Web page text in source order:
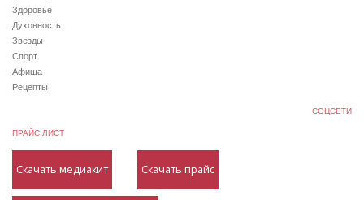
Здоровье
Духовность
Звезды
Спорт
Афиша
Рецепты
СОЦСЕТИ
ПРАЙС ЛИСТ
Скачать медиакит Скачать прайс